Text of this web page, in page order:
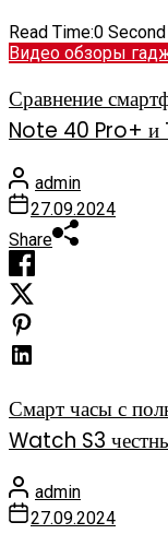
Read Time:0 Second
Видео обзоры
Сравнение
Note 40 Pro+
admin
27.09.2024
Share
Смарт часы с
Watch S3
admin
27.09.2024